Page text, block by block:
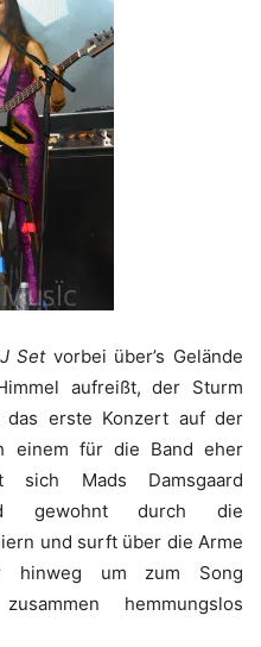
Setvorbei über’s Gelände
aufreißt, der Sturm
erste Konzert auf der
einem für die Band eher
sich Mads Damsgaard
gewohnt durch die
und surft über die Arme
hinweg um zum Song
hemmungslos